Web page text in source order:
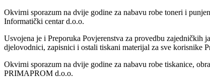
Okvirni sporazum na dvije godine za nabavu robe toneri i
Informatički centar d.o.o.
Usvojena je i Preporuka Povjerenstva za provedbu zajedničkih
djelovodnici, zapisnici i ostali tiskani materijal za sve korisnike
Okvirni sporazum na dvije godine za nabavu robe tiskanice,
PRIMAPROM d.o.o.